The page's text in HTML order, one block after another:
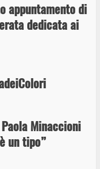
appuntamento di
dedicata ai
Minaccioni
un tipo”
locale, trasferimento
Riello dal 15 al 17
di Atletica a